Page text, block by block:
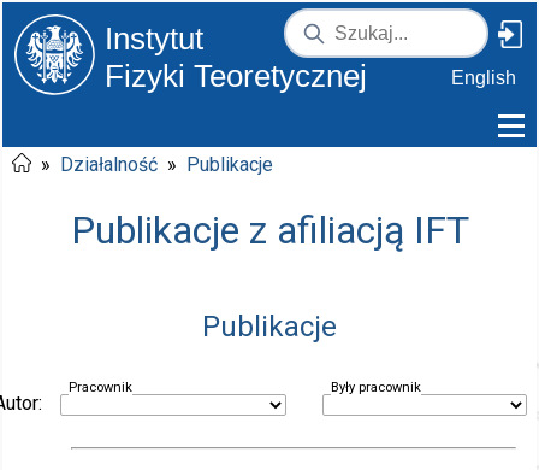
Instytut
Fizyki Teoretycznej
English
» Działalność » Publikacje
Publikacje z afiliacją IFT
Publikacje
Pracownik Były pracownik